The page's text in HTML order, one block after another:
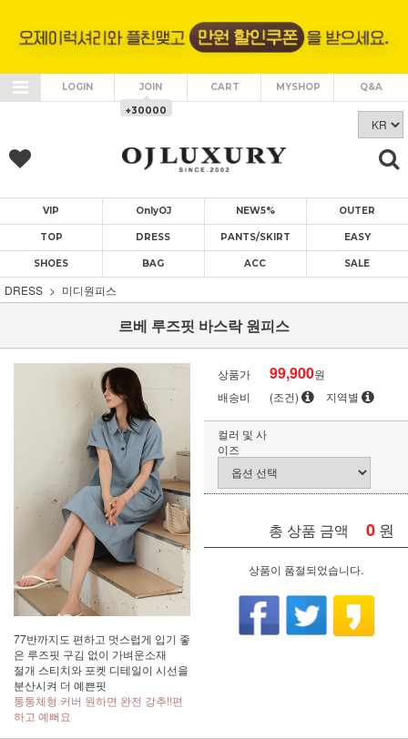
LOGIN JOIN
+30000
CART MYSHOP Q&A
VIP OnlyOJ NEW5% OUTER
TOP DRESS PANTS/SKIRT EASY
SHOES BAG ACC SALE
DRESS 미디원피스
르베 루즈핏 바스락 원피스
77반까지도 편하고 멋스럽게 입기 좋
은 루즈핏 구김 없이 가벼운소재
절개 스티치와 포켓 디테일이 시선을
분산시켜 더 예쁜핏
통통체형 커버 원하면 완전 강추!!편
하고 예뻐요
상품가 99,900원
배송비
(조건) 지역별
컬러 및 사
이즈
총 상품 금액 0 원
상품이 품절되었습니다.